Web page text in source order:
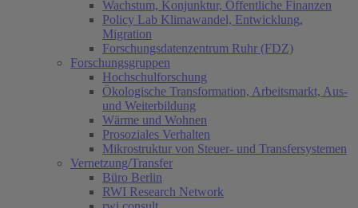
Wachstum, Konjunktur, Öffentliche Finanzen
Policy Lab Klimawandel, Entwicklung,
Migration
Forschungsdatenzentrum Ruhr (FDZ)
Forschungsgruppen
Hochschulforschung
Ökologische Transformation, Arbeitsmarkt, Aus-
und Weiterbildung
Wärme und Wohnen
Prosoziales Verhalten
Mikrostruktur von Steuer- und Transfersystemen
Vernetzung/Transfer
Büro Berlin
RWI Research Network